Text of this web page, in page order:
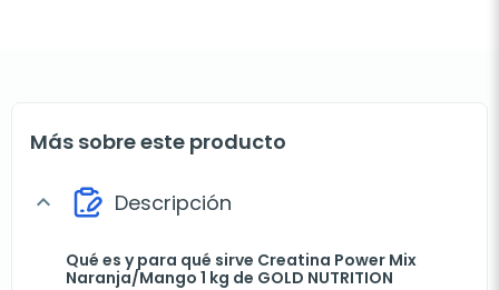
Más sobre este producto
expand_more Descripción
Qué es y para qué sirve Creatina Power Mix
Naranja/Mango 1 kg de GOLD NUTRITION